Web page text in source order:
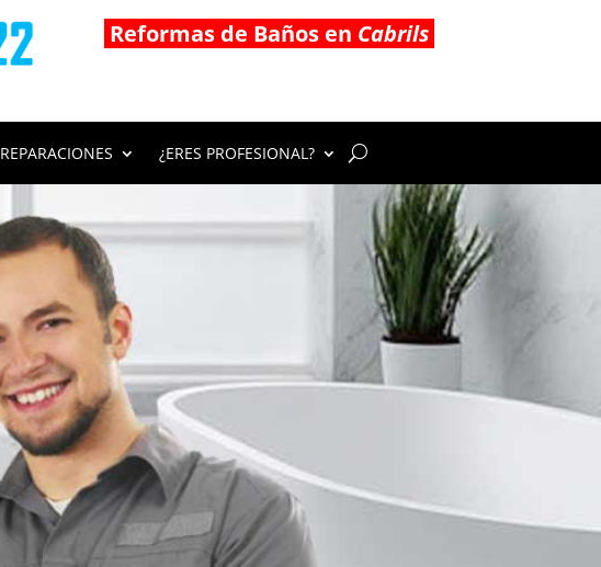
Reformas de Baños en Cabrils
REPARACIONES ¿ERES PROFESIONAL?